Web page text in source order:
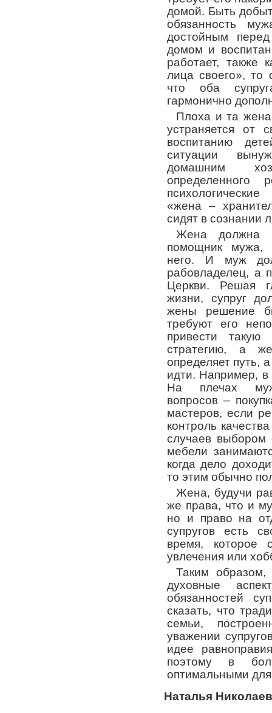
домой. Быть
обязанность
достойным перед
домом и
работает, также
лица своего», то
что оба
гармонично
Плоха и та
устраняется от
воспитанию
ситуации
домашним
определенного
«жена –
сидят в сознании
Жена должна
помощник мужа,
него. И муж
рабовладелец, а
Церкви. Решая
жизни, супруг
жены решение
требуют его
привести
стратегию, а
определяет путь,
идти. Например, в
На плечах
вопросов –
мастеров, если
контроль
случаев выбором
мебели
когда дело
то этим обычно
Жена, будучи
же права, что и
но и право на
супругов есть
время, которое
увлечения или
Таким образом,
духовные
обязанностей
сказать, что
семьи,
уважении
идее
поэтому в
оптимальными
Наталья